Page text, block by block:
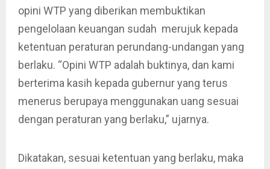
opini WTP yang diberikan membuktikan
pengelolaan keuangan sudah merujuk kepada
ketentuan peraturan perundang-undangan yang
berlaku. “Opini WTP adalah buktinya, dan kami
berterima kasih kepada gubernur yang terus
menerus berupaya menggunakan uang sesuai
dengan peraturan yang berlaku,” ujarnya.
Dikatakan, sesuai ketentuan yang berlaku, maka